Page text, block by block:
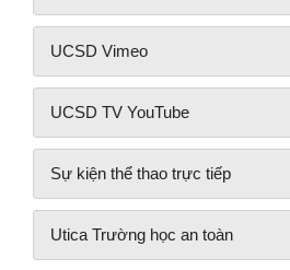
UCSD Vimeo
UCSD TV YouTube
Sự kiện thể thao trực tiếp
Utica Trường học an toàn